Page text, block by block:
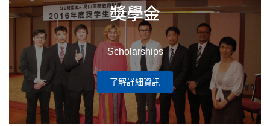
獎學金
Scholarships
了解詳細資訊